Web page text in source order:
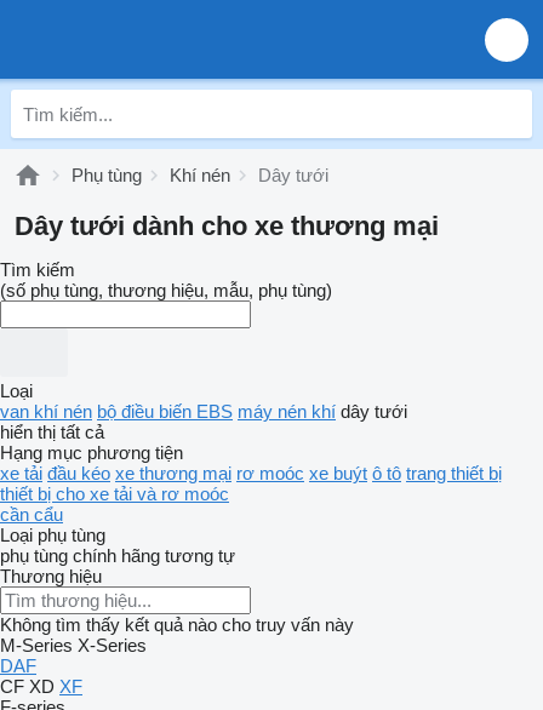
Phụ tùng Khí nén Dây tưới
Dây tưới dành cho xe thương mại
Tìm kiếm
(số phụ tùng, thương hiệu, mẫu, phụ tùng)
Loại
van khí nén bộ điều biến EBS máy nén khí dây tưới
hiển thị tất cả
Hạng mục phương tiện
xe tải đầu kéo xe thương mại rơ moóc xe buýt ô tô trang thiết bị
thiết bị cho xe tải và rơ moóc
cần cẩu
Loại phụ tùng
phụ tùng chính hãng tương tự
Thương hiệu
Không tìm thấy kết quả nào cho truy vấn này
M-Series X-Series
DAF
CF XD XF